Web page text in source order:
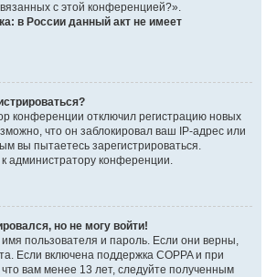
с этой конференцией?».
в России данный акт не имеет
конференции отключил регистрацию новых
что он заблокировал ваш IP-адрес или
вы пытаетесь зарегистрироваться.
администратору конференции.
но не могу войти!
пользователя и пароль. Если они верны,
Если включена поддержка COPPA и при
вам менее 13 лет, следуйте полученным